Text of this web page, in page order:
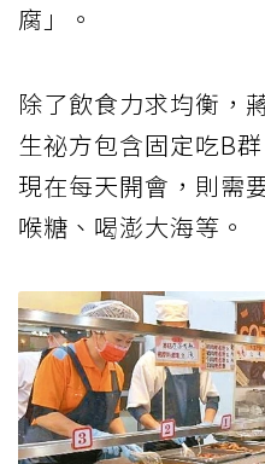
腐」。
除了飲食力求均衡，
生祕方包含固定吃B
現在每天開會，則需
喉糖、喝澎大海等。